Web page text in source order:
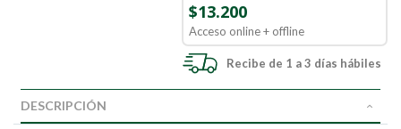
$13.200
Acceso online + offline
Recibe de 1 a 3 días hábiles
DESCRIPCIÓN